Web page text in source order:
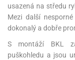
usazená na středu
Mezi další
dokonalý a dobře
S montáží BKL
puškohledu a jsou